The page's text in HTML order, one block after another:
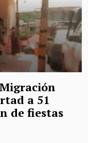
a 51
de fiestas